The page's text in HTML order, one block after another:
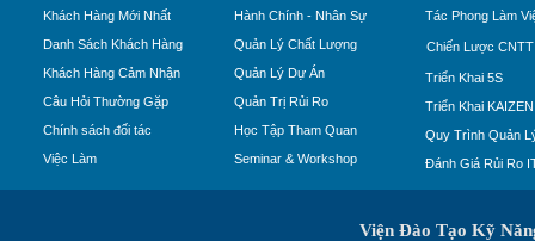
Khách Hàng Mới Nhất
Danh Sách Khách Hàng
Khách Hàng Cảm Nhận
Câu Hỏi Thường Gặp
Chính sách đối tác
Việc Làm
Hành Chính - Nhân Sự
Quản Lý Chất Lượng
Quản Lý Dự Án
Quản Trị Rủi Ro
Học Tập Tham Quan
Seminar & Workshop
Tác Phong Làm
Chiến Lược CNTT
Triển Khai 5S
Triển Khai KAIZEN
Quy Trình Quản
Đánh Giá Rủi Ro
Viện Đào Tạo Kỹ